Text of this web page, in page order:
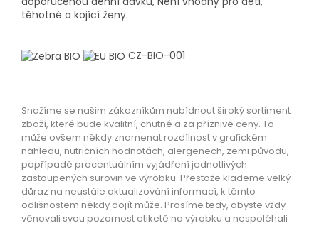
těhotné a kojící ženy.
CZ-BIO-001
Snažíme se našim zákazníkům nabídnout široký sortiment
zboží, které bude kvalitní, chutné a za příznivé ceny. To
může ovšem někdy znamenat rozdílnost v grafickém
náhledu, nutričních hodnotách, alergenech, zemi původu,
popřípadě procentuálním vyjádření jednotlivých
zastoupených surovin ve výrobku. Přestože klademe velký
důraz na neustále aktualizování informací, k těmto
odlišnostem někdy dojít může. Prosíme tedy, abyste vždy
věnovali svou pozornost etiketě na výrobku a nespoléhali